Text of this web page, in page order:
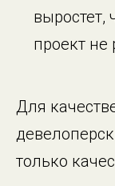
выростет,
проект
Для
только